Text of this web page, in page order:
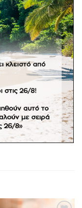
Monkey με
ασφαλές
αφαιρούμενες
το ασορτί
στην επάνω